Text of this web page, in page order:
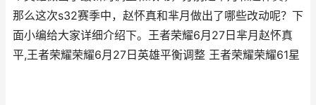
那么这次s32赛季中，赵怀真和芈月做出了哪些改动呢？下
面小编给大家详细介绍下。王者荣耀6月27日芈月赵怀真
平,王者荣耀荣耀6月27日英雄平衡调整 王者荣耀荣耀61星